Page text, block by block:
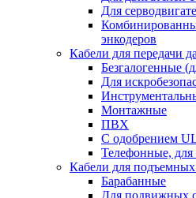
Для
энкодеров
Кабели для передачи
Безгалогенные
Для
Монтажные
ПВХ
С одобрением
Телефонные,
Кабели для
Барабанные
Для подвижных